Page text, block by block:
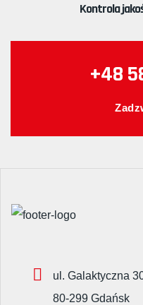
Kontrola
+48
ul. Galaktyczna
80-299 Gdańsk